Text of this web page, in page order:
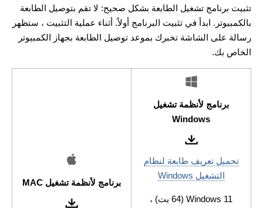
تثبيت برنامج تشغيل الطابعة بشكل صحيح: لا تقم بتوصيل الطابعة
بالكمبيوتر. ابدأ في تثبيت البرنامج أولاً. أثناء عملية التثبيت ، ستظهر
رسالة على الشاشة تخبرك بموعد توصيل الطابعة بجهاز الكمبيوتر
الخاص بك.
برنامج لأنظمة تشغيل
Windows
تحميل تعريف طابعة لنظام
التشغيل Windows
Windows 11 (64 بت) ،
برنامج لأنظمة تشغيل MAC